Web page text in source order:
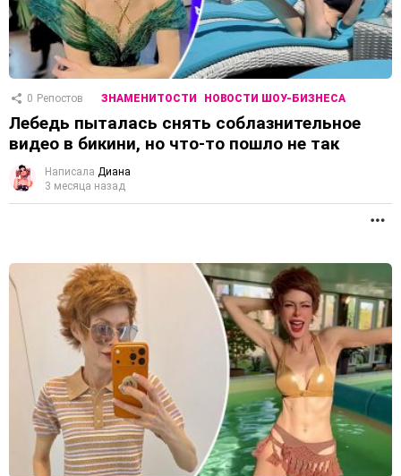
0 Репостов ЗНАМЕНИТОСТИ НОВОСТИ ШОУ-БИЗНЕСА
Лебедь пыталась снять соблазнительное
видео в бикини, но что-то пошло не так
Написала Диана
3 месяца назад